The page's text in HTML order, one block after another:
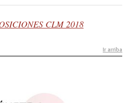
CLM 2018
Ir arriba